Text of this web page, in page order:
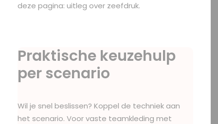
deze pagina: uitleg over zeefdruk.
Praktische keuzehulp
per scenario
Wil je snel beslissen? Koppel de techniek aan
het scenario. Voor vaste teamkleding met